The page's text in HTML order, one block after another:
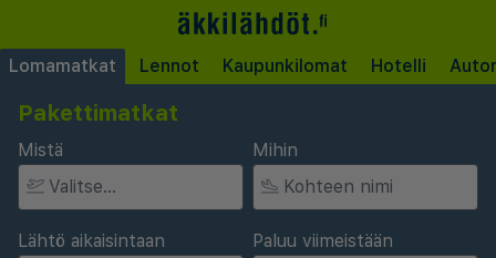
Lomamatkat Lennot Kaupunkilomat Hotelli
Pakettimatkat
Mistä Mihin
Lähtö aikaisintaan Paluu viimeistään